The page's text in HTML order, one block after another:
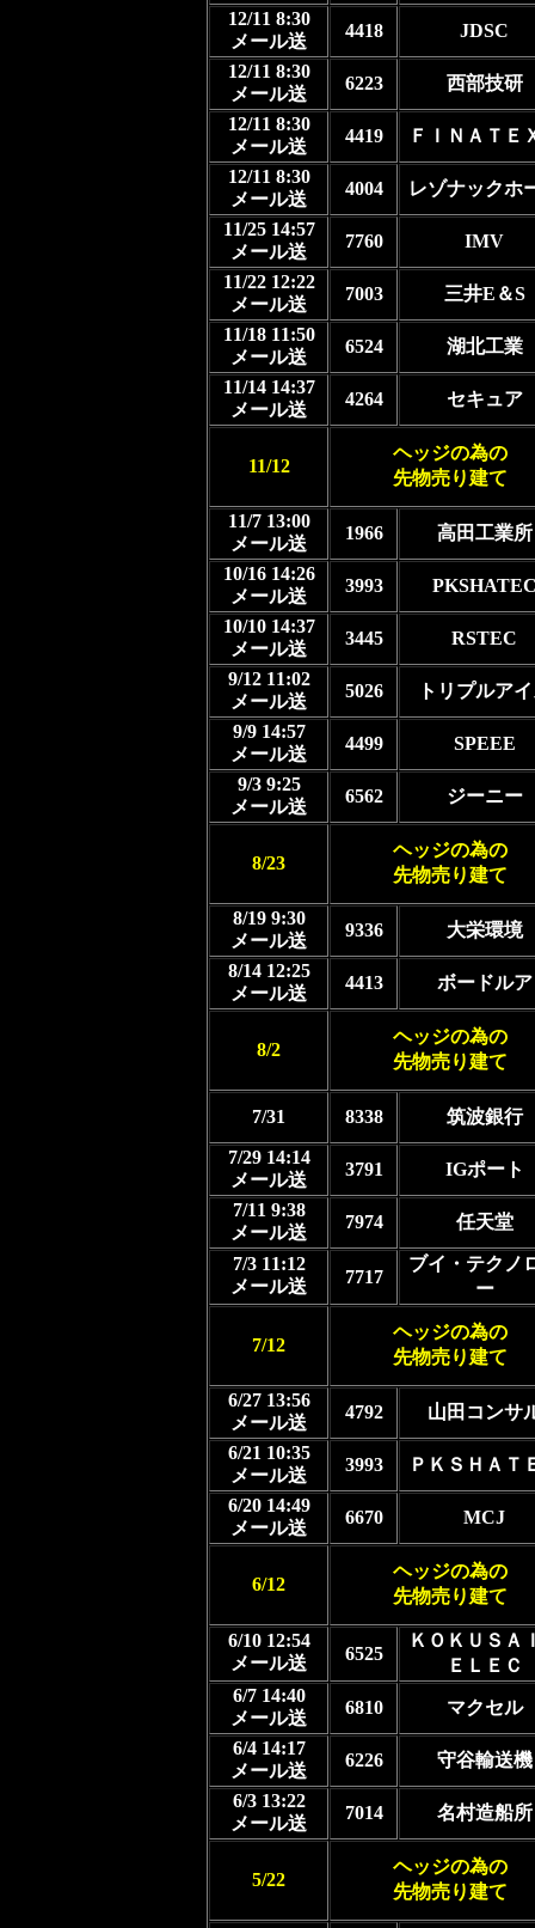
12/11 8:30
メール送
4418
JDSC
12/11 8:30
メール送
6223
西部技研
12/11 8:30
メール送
4419
ＦＩＮＡＴＥ
12/11 8:30
メール送
4004
レゾナックホ
11/25 14:57
メール送
7760
IMV
11/22 12:22
メール送
7003
三井E＆S
11/18 11:50
メール送
6524
湖北工業
11/14 14:37
メール送
4264 セキュア
11/12
ヘッジの為の
先物売り建て
11/7 13:00
メール送
1966
高田工業所
10/16 14:26
メール送
3993
10/10 14:37
メール送
3445
RSTEC
9/12 11:02
メール送
5026
トリプルア
9/9 14:57
メール送
4499
SPEEE
9/3 9:25
メール送
6562 ジーニー
8/23
ヘッジの為の
先物売り建て
8/19 9:30
メール送
9336
大栄環境
8/14 12:25
メール送
4413 ボードルア
8/2
ヘッジの為の
先物売り建て
7/31 8338
筑波銀行
7/29 14:14
メール送
3791
IGポート
7/11 9:38
メール送
7974 任天堂
7/3 11:12
メール送
7717
ブイ・テクノ
ー
7/12
ヘッジの為の
先物売り建て
6/27 13:56
メール送
4792
山田コンサ
6/21 10:35
メール送
3993
ＰＫＳＨＡＴ
6/20 14:49
メール送
6670 MCJ
6/12
ヘッジの為の
先物売り建て
6/10 12:54
メール送
6525
ＫＯＫＵＳ
ＥＬＥＣ
6/7 14:40
メール送
6810
マクセル
6/4 14:17
メール送
6226
守谷輸送機
6/3 13:22
メール送
7014 名村造船所
5/22
ヘッジの為の
先物売り建て